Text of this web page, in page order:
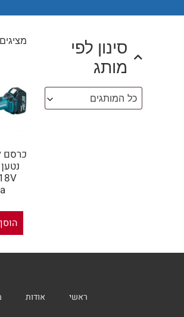
סינון לפי
מותג
כל המותגים
מציגים את
כרסם
ראשי אודות